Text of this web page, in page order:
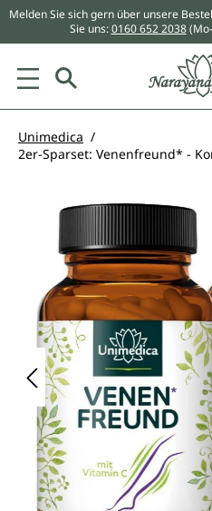
springen
Melden Sie sich gern über unsere
Sie uns:0160 652 2038
Unimedica
Bildergalerie überspringen